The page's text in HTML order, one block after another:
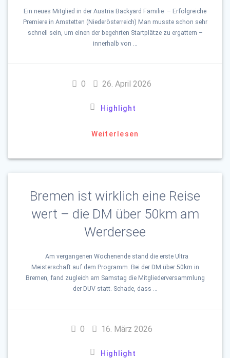
Ein neues Mitglied in der Austria Backyard Familie – Erfolgreiche
Premiere in Amstetten (Niederösterreich) Man musste schon sehr
schnell sein, um einen der begehrten Startplätze zu ergattern –
innerhalb von …
0 26. April 2026
Highlight
Weiterlesen
Bremen ist wirklich eine Reise
wert – die DM über 50km am
Werdersee
Am vergangenen Wochenende stand die erste Ultra
Meisterschaft auf dem Programm. Bei der DM über 50km in
Bremen, fand zugleich am Samstag die Mitgliederversammlung
der DUV statt. Schade, dass …
0 16. März 2026
Highlight